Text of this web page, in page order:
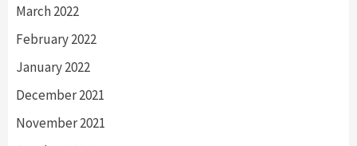
March 2022
February 2022
January 2022
December 2021
November 2021